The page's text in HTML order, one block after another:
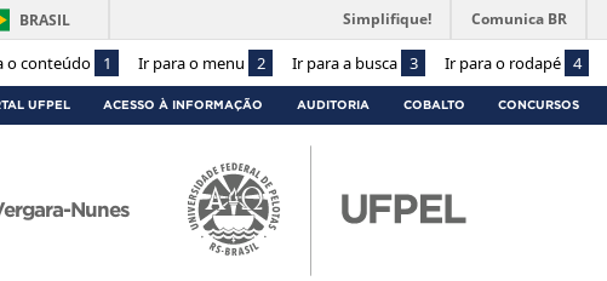
o conteúdo 1 Ir para o menu 2 Ir para a busca 3 Ir para o rodapé 4
BRASIL Simplifique! Comunica BR
UFPEL ACESSO À INFORMAÇÃO AUDITORIA COBALTO CONCURSOS
Nunes